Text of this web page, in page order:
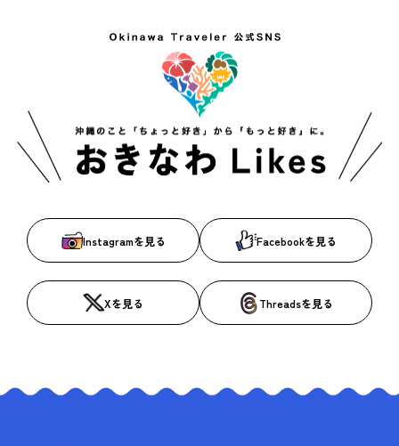
Instagramを見る Facebookを見る
Xを見る Threadsを見る